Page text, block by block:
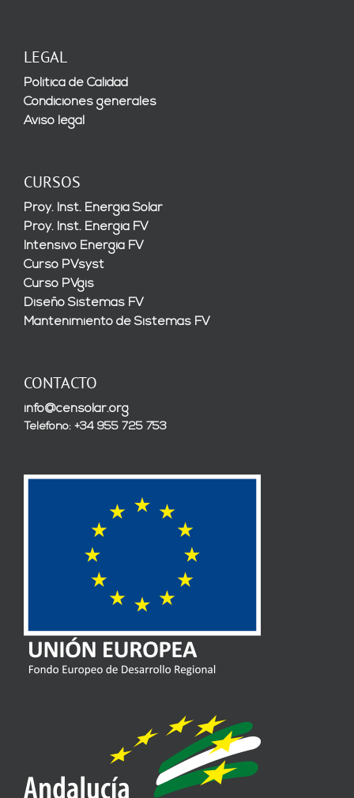
LEGAL
Política de Calidad
Condiciones generales
Aviso legal
CURSOS
Proy. Inst. Energía Solar
Proy. Inst. Energía FV
Intensivo Energía FV
Curso PVsyst
Curso PVgis
Diseño Sistemas FV
Mantenimiento de Sistemas FV
CONTACTO
info@censolar.org
Teléfono: +34 955 725 753